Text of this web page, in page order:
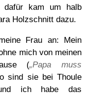
dafür kam um halb
Holzschnitt dazu.
Frau an: Mein
mich von meinen
(„Papa muss
sind sie bei Thoule
und ich habe das